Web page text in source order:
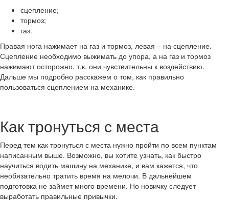
сцепление;
тормоз;
газ.
Правая нога нажимает на газ и тормоз, левая – на сцепление.
Сцепление необходимо выжимать до упора, а на газ и тормоз
нажимают осторожно, т.к. они чувствительны к воздействию.
Дальше мы подробно расскажем о том, как правильно
пользоваться сцеплением на механике.
Как тронуться с места
Перед тем как тронуться с места нужно пройти по всем пунктам
написанным выше. Возможно, вы хотите узнать, как быстро
научиться водить машину на механике, и вам кажется, что
необязательно тратить время на мелочи. В дальнейшем
подготовка не займет много времени. Но новичку следует
выработать правильные привычки.